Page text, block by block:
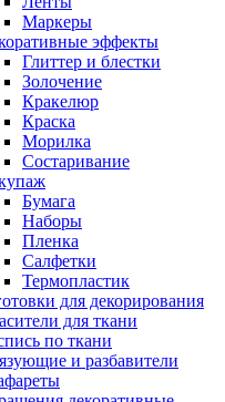
Маркеры
эффекты
Глиттер и блестки
Золочение
Кракелюр
Краска
Морилка
Состаривание
Бумага
Наборы
Пленка
Салфетки
Термопластик
для декорирования
для ткани
по ткани
и разбавители